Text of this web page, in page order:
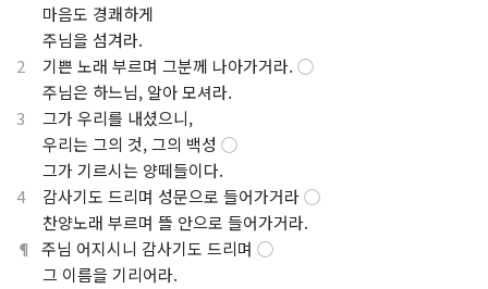
마음도 경쾌하게
주님을 섬겨라.
2 기쁜 노래 부르며 그분께 나아가거라. ◯
주님은 하느님, 알아 모셔라.
3 그가 우리를 내셨으니,
우리는 그의 것, 그의 백성 ◯
그가 기르시는 양떼들이다.
4감사기도 드리며 성문으로 들어가거라◯
찬양노래 부르며 뜰 안으로 들어가거라.
¶
주님 어지시니 감사기도 드리며 ◯
그 이름을 기리어라.